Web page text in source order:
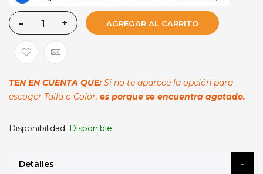
- + AGREGAR AL CARRITO
TEN EN CUENTA QUE: Si no te aparece la opción para
escoger Talla o Color, es porque se encuentra agotado.
Disponibilidad: Disponible
Detalles